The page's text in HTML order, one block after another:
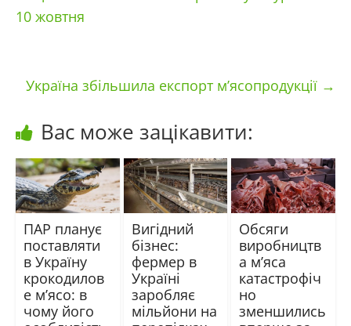
10 жовтня
Україна збільшила експорт м’ясопродукції →
Вас може зацікавити:
ПАР планує
поставляти
в Україну
крокодилов
е м’ясо: в
чому його
Вигідний
бізнес:
фермер в
Україні
заробляє
мільйони на
Обсяги
виробництв
а м’яса
катастрофіч
но
зменшились